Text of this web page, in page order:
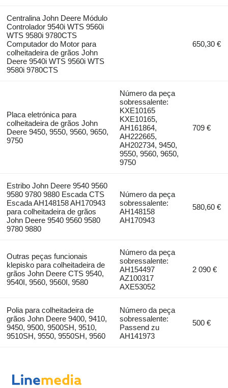
Centralina John Deere Módulo
Controlador 9540i WTS 9560i
WTS 9580i 9780CTS
Computador do Motor para
colheitadeira de grãos John
Deere 9540i WTS 9560i WTS
9580i 9780CTS
650,30 €
Placa eletrónica para
colheitadeira de grãos John
Deere 9450, 9550, 9560, 9650,
9750
Número da peça
sobressalente:
KXE10165
KXE10165,
AH161864,
AH222665,
AH202734, 9450,
9550, 9560, 9650,
9750
709 €
Estribo John Deere 9540 9560
9580 9780 9880 Escada CTS
Escada AH148158 AH170943
para colheitadeira de grãos
John Deere 9540 9560 9580
9780 9880
Número da peça
sobressalente:
AH148158
AH170943
580,60 €
Outras peças funcionais
klepisko para colheitadeira de
grãos John Deere CTS 9540,
9540I, 9560, 9560I, 9580
Número da peça
sobressalente:
AH154497
AZ100317
AXE53052
2 090 €
Polia para colheitadeira de
grãos John Deere 9400, 9410,
9450, 9500, 9500SH, 9510,
9510SH, 9550, 9550SH, 9560
Número da peça
sobressalente:
Passend zu
AH141973
500 €